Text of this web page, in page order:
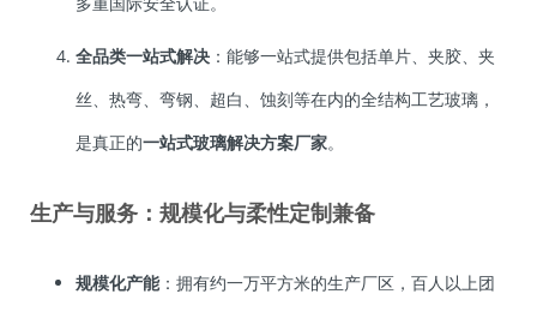
全品类一站式解决 ：能够一站式提供包括单片、夹胶、夹
丝、热弯、弯钢、超白、蚀刻等在内的全结构工艺玻璃，
是真正的一站式玻璃解决方案厂家。
生产与服务：规模化与柔性定制兼备
规模化产能：拥有约一万平方米的生产厂区，百人以上团